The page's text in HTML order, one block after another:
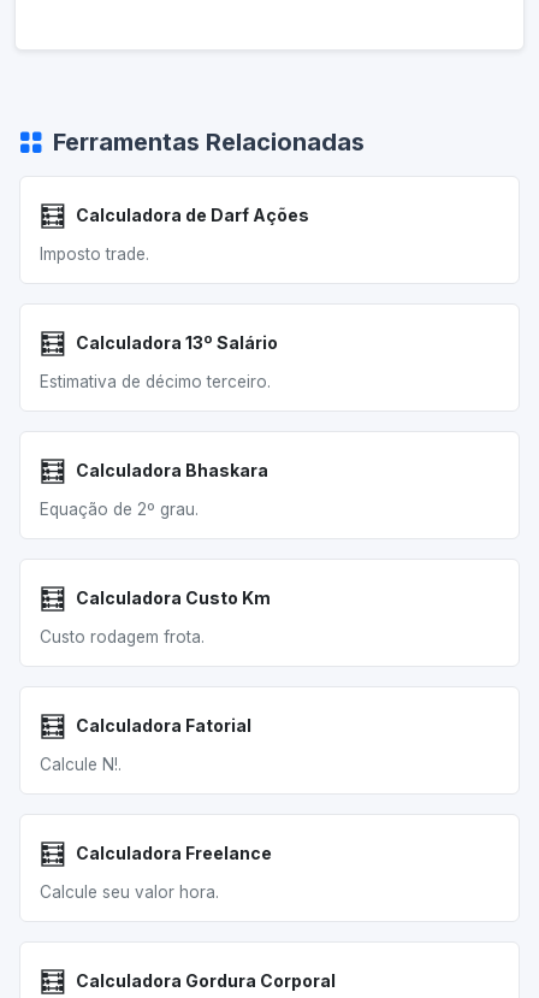
Ferramentas Relacionadas
🧮 Calculadora de Darf Ações
Imposto trade.
🧮 Calculadora 13º Salário
Estimativa de décimo terceiro.
🧮 Calculadora Bhaskara
Equação de 2º grau.
🧮 Calculadora Custo Km
Custo rodagem frota.
🧮 Calculadora Fatorial
Calcule N!.
🧮 Calculadora Freelance
Calcule seu valor hora.
🧮 Calculadora Gordura Corporal